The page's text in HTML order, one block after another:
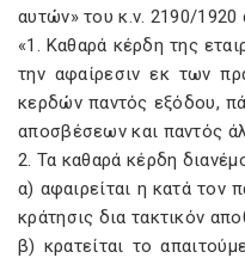
αυτών» του κ.ν. 2190/1920
«1. Καθαρά κέρδη της
την αφαίρεσιν εκ των
κερδών παντός εξόδου,
αποσβέσεων και παντός
2. Τα καθαρά κέρδη
α) αφαιρείται η κατά τον
κράτησις δια τακτικόν
β) κρατείται το